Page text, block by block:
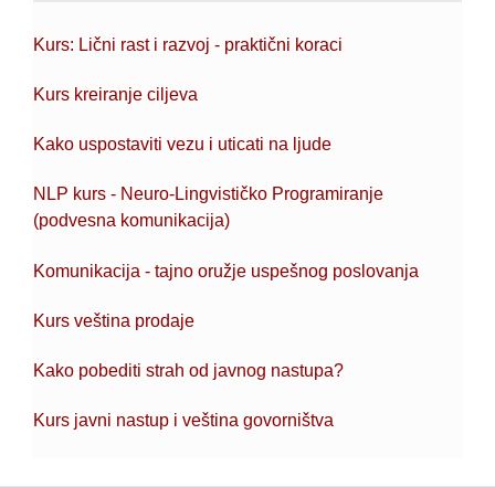
Kurs: Lični rast i razvoj - praktični koraci
Kurs kreiranje ciljeva
Kako uspostaviti vezu i uticati na ljude
NLP kurs - Neuro-Lingvističko Programiranje
(podvesna komunikacija)
Komunikacija - tajno oružje uspešnog poslovanja
Kurs veština prodaje
Kako pobediti strah od javnog nastupa?
Kurs javni nastup i veština govorništva